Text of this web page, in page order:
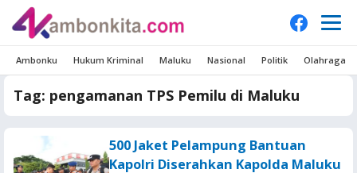
Ambonku Hukum Kriminal Maluku Nasional Politik Olahraga
Tag: pengamanan TPS Pemilu di Maluku
500 Jaket Pelampung Bantuan
Kapolri Diserahkan Kapolda Maluku